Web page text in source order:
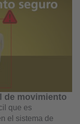
de movimiento
que es
el sistema de